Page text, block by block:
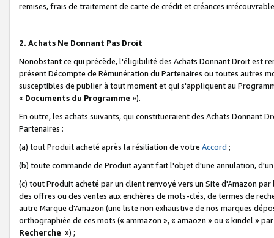
remises, frais de traitement de carte de crédit et créances
2. Achats Ne Donnant Pas Droit
Nonobstant ce qui précède, l'éligibilité des Achats Donnant Droit est
présent Décompte de Rémunération du Partenaires ou toutes autres
susceptibles de publier à tout moment et qui s'appliquent au
« Documents du Programme »).
En outre, les achats suivants, qui constitueraient des Achats Donnant
Partenaires :
(a) tout Produit acheté après la résiliation de votre Accord ;
(b) toute commande de Produit ayant fait l'objet d'une annulation,
(c) tout Produit acheté par un client renvoyé vers un Site d'Amazon
des offres ou des ventes aux enchères de mots-clés, de termes de
autre Marque d'Amazon (une liste non exhaustive de nos marques
orthographiée de ces mots (« ammazon », « amaozn » ou « kindel »
Recherche ») ;